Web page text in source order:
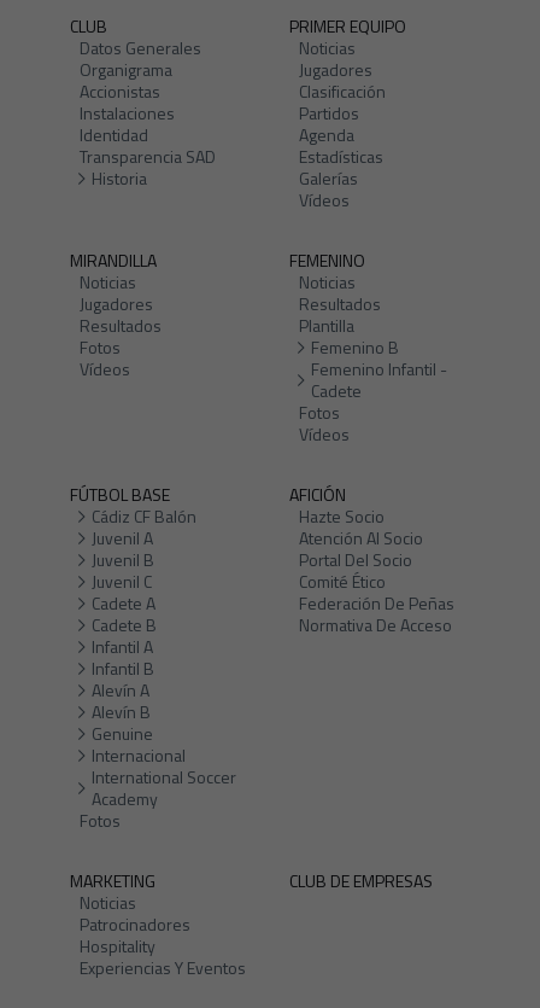
CLUB
Datos Generales
Organigrama
Accionistas
Instalaciones
Identidad
Transparencia SAD
Historia
PRIMER EQUIPO
Noticias
Jugadores
Clasificación
Partidos
Agenda
Estadísticas
Galerías
Vídeos
MIRANDILLA
Noticias
Jugadores
Resultados
Fotos
Vídeos
FEMENINO
Noticias
Resultados
Plantilla
Femenino B
Femenino Infantil -
Cadete
Fotos
Vídeos
FÚTBOL BASE
Cádiz CF Balón
Juvenil A
Juvenil B
Juvenil C
Cadete A
Cadete B
Infantil A
Infantil B
Alevín A
Alevín B
Genuine
Internacional
International Soccer
Academy
Fotos
AFICIÓN
Hazte Socio
Atención Al Socio
Portal Del Socio
Comité Ético
Federación De Peñas
Normativa De Acceso
MARKETING
Noticias
Patrocinadores
Hospitality
Experiencias Y Eventos
CLUB DE EMPRESAS